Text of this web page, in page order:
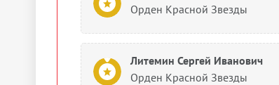
Орден Красной Звезды
Литемин Сергей Иванович
Орден Красной Звезды